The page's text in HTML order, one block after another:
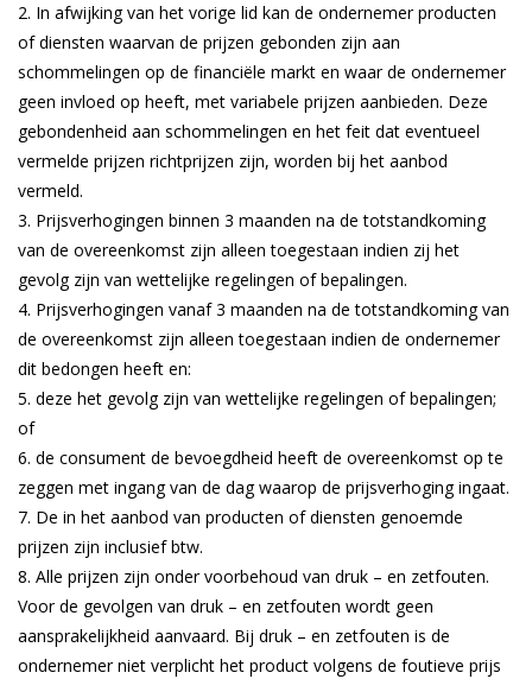
In afwijking van het vorige lid kan de ondernemer producten
of diensten waarvan de prijzen gebonden zijn aan
schommelingen op de financiële markt en waar de ondernemer
geen invloed op heeft, met variabele prijzen aanbieden. Deze
gebondenheid aan schommelingen en het feit dat eventueel
vermelde prijzen richtprijzen zijn, worden bij het aanbod
vermeld.
Prijsverhogingen binnen 3 maanden na de totstandkoming
van de overeenkomst zijn alleen toegestaan indien zij het
gevolg zijn van wettelijke regelingen of bepalingen.
Prijsverhogingen vanaf 3 maanden na de totstandkoming van
de overeenkomst zijn alleen toegestaan indien de ondernemer
dit bedongen heeft en:
deze het gevolg zijn van wettelijke regelingen of bepalingen;
of
de consument de bevoegdheid heeft de overeenkomst op te
zeggen met ingang van de dag waarop de prijsverhoging ingaat.
De in het aanbod van producten of diensten genoemde
prijzen zijn inclusief btw.
Alle prijzen zijn onder voorbehoud van druk – en zetfouten.
Voor de gevolgen van druk – en zetfouten wordt geen
aansprakelijkheid aanvaard. Bij druk – en zetfouten is de
ondernemer niet verplicht het product volgens de foutieve prijs